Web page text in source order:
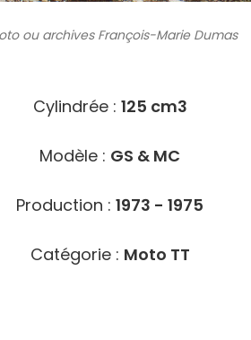
ou archivesFrançois-Marie Dumas
Cylindrée : 125 cm3
Modèle : GS & MC
Production : 1973 - 1975
Catégorie : Moto TT